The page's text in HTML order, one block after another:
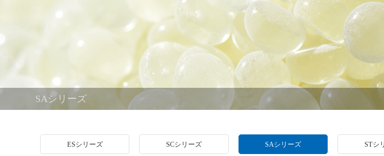
SAシリーズ
ESシリーズ SCシリーズ SAシリーズ STシ